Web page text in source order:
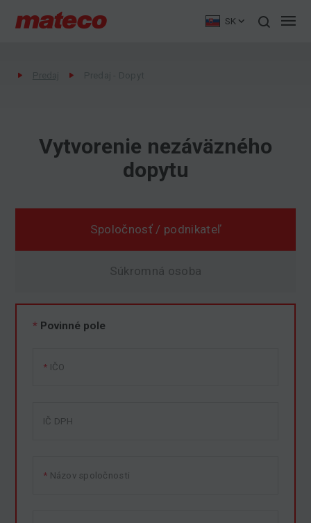
SK
Vytvorenie nezáväzného
dopytu
Spoločnosť / podnikateľ
Súkromná osoba
* Povinné pole
IČO
IČ DPH
Názov spoločnosti